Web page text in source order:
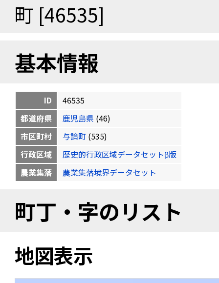
町 [46535]
基本情報
ID
46535
都道府県
鹿児島県 (46)
市区町村
与論町 (535)
行政区域
歴史的行政区域データセットβ版
農業集落
農業集落境界データセット
町丁・字のリスト
地図表示